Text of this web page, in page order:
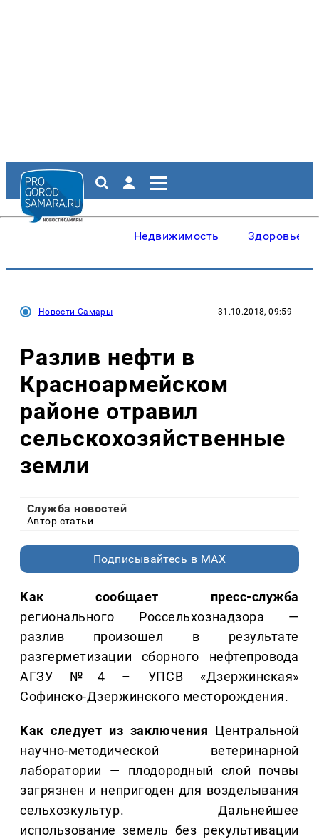
Недвижимость Здоровье
Новости Самары 31.10.2018, 09:59
Разлив нефти в
Красноармейском
районе отравил
сельскохозяйственные
земли
Служба новостей
Автор статьи
Подписывайтесь в MAX
Как сообщает пресс-служба
регионального Россельхознадзора —
разлив произошел в результате
разгерметизации сборного нефтепровода
АГЗУ №4 – УПСВ «Дзержинская»
Софинско-Дзержинского месторождения.
Как следует из заключения Центральной
научно-методической ветеринарной
лаборатории — плодородный слой почвы
загрязнен и непригоден для возделывания
сельхозкультур. Дальнейшее
использование земель без рекультивации